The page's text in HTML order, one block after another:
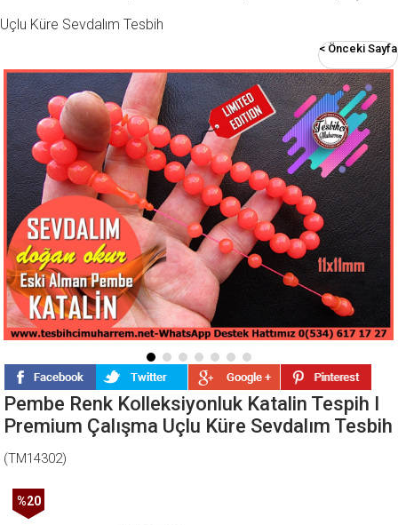
Uçlu Küre Sevdalım Tesbih
< Önceki Sayfa
Pembe Renk Kolleksiyonluk Katalin Tespih I
Premium Çalışma Uçlu Küre Sevdalım Tesbih
(TM14302)
%20